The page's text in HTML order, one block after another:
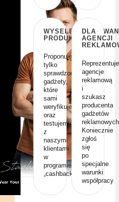
PRODUKTY
Proponujemy
tylko
sprawdzone
gadżety,
które
sami
weryfikujemy
oraz
testujemy
z
naszymi
klientami
w
programie
„cashback”
DLA
AGENCJI
agencje
reklamową
i
szukasz
producenta
gadżetów
Koniecznie
zgłoś
się
po
specjalne
warunki
współpracy